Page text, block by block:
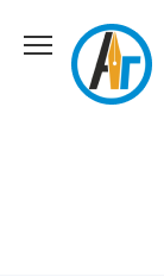
содержанию